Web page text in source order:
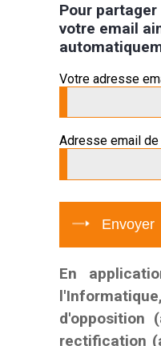
Pour
votre email
Votre adresse
Adresse email
En
rectification